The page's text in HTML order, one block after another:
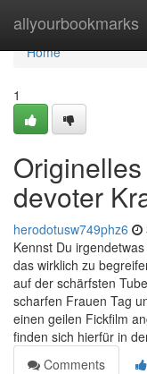
allyourbookmarks
Home
Home
1
devoter
herodotusw749phz6
Kennst Du
das wirklich zu
auf der schärfsten
scharfen Frauen Tag
einen geilen Fickfilm
finden sich hierfür in
Comments